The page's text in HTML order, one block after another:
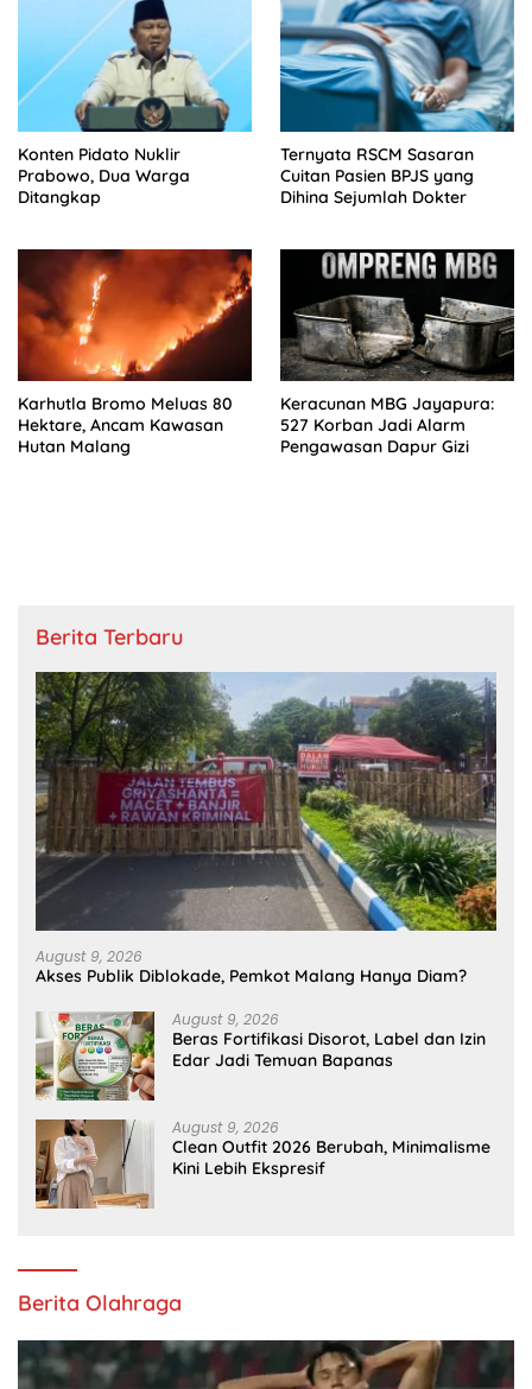
Konten Pidato Nuklir
Prabowo, Dua Warga
Ditangkap
Ternyata RSCM Sasaran
Cuitan Pasien BPJS yang
Dihina Sejumlah Dokter
Karhutla Bromo Meluas 80
Hektare, Ancam Kawasan
Hutan Malang
Keracunan MBG Jayapura:
527 Korban Jadi Alarm
Pengawasan Dapur Gizi
Berita Terbaru
August 9, 2026
Akses Publik Diblokade, Pemkot Malang Hanya Diam?
August 9, 2026
Beras Fortifikasi Disorot, Label dan Izin
Edar Jadi Temuan Bapanas
August 9, 2026
Clean Outfit 2026 Berubah, Minimalisme
Kini Lebih Ekspresif
Berita Olahraga